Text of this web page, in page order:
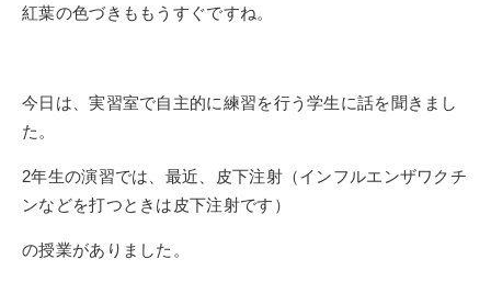
紅葉の色づきももうすぐですね。
今日は、実習室で自主的に練習を行う学生に話を聞きまし
た。
2年生の演習では、最近、皮下注射（インフルエンザワクチ
ンなどを打つときは皮下注射です）
の授業がありました。